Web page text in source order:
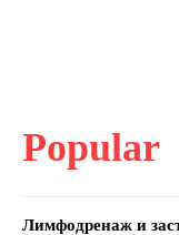
Popular
Лимфодренаж и